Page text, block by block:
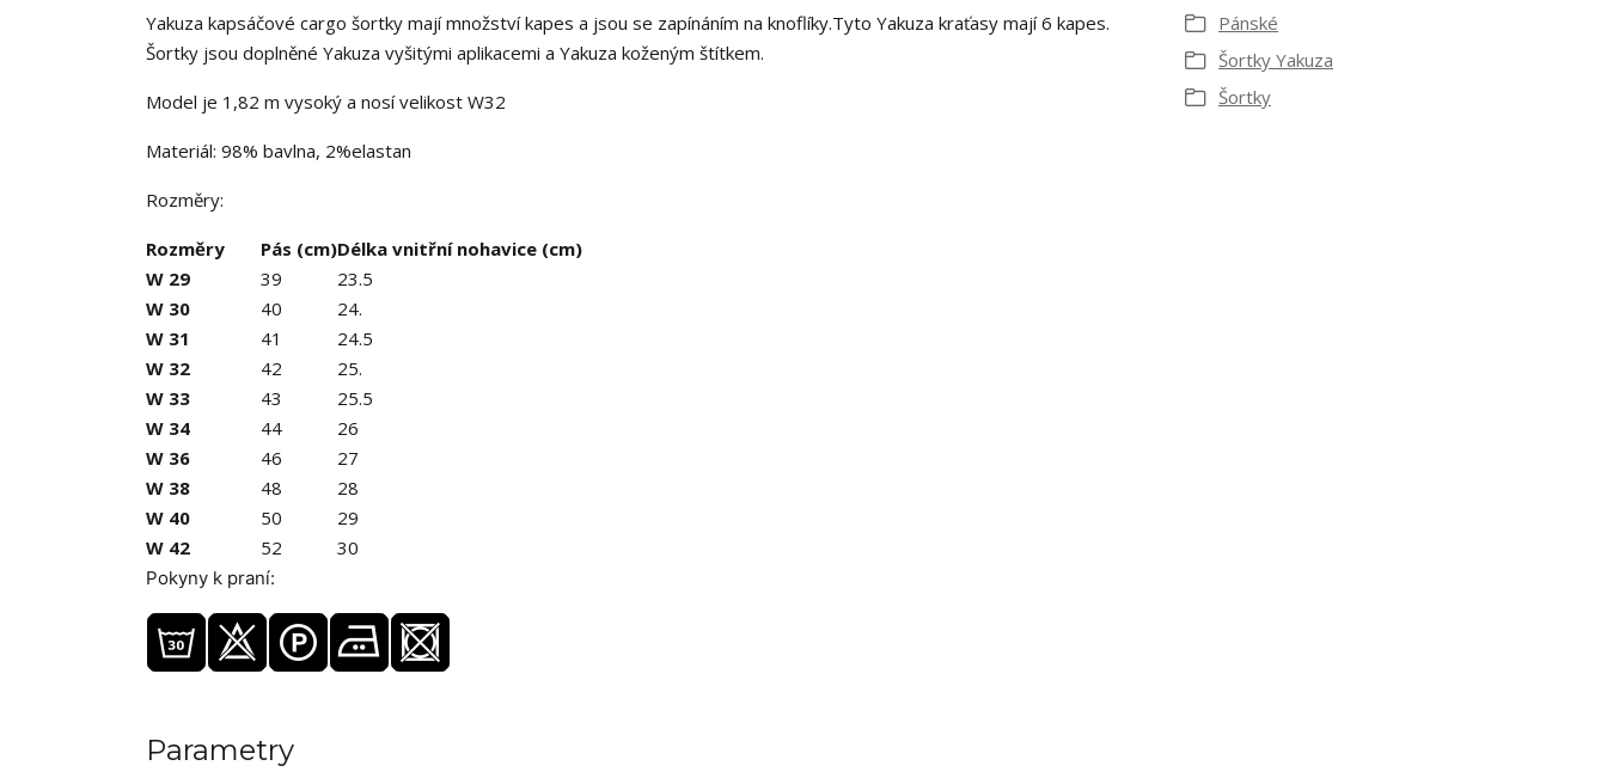
Yakuza kapsáčové cargo šortky mají množství kapes a jsou se zapínáním na knoflíky.Tyto Yakuza kraťasy mají 6 kapes.
Šortky jsou doplněné Yakuza vyšitými aplikacemi a Yakuza koženým štítkem.
Model je 1,82 m vysoký a nosí velikost W32
Materiál: 98% bavlna, 2%elastan
Rozměry:
Rozměry Pás (cm)Délka vnitřní nohavice (cm)
W 29
39
23.5
W 30
40
24.
W 31
41
24.5
W 32
42
25.
W 33
43
25.5
W 34
44
26
W 36
46
27
W 38
48
28
W 40
50
29
W 42
52 30
Pokyny k praní:
Parametry
Pánské
Šortky Yakuza
Šortky